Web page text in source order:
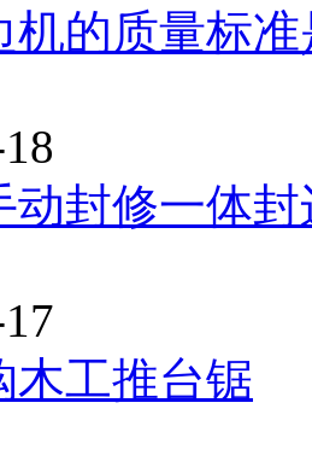
机的质量标
动封修一体封
木工推台锯